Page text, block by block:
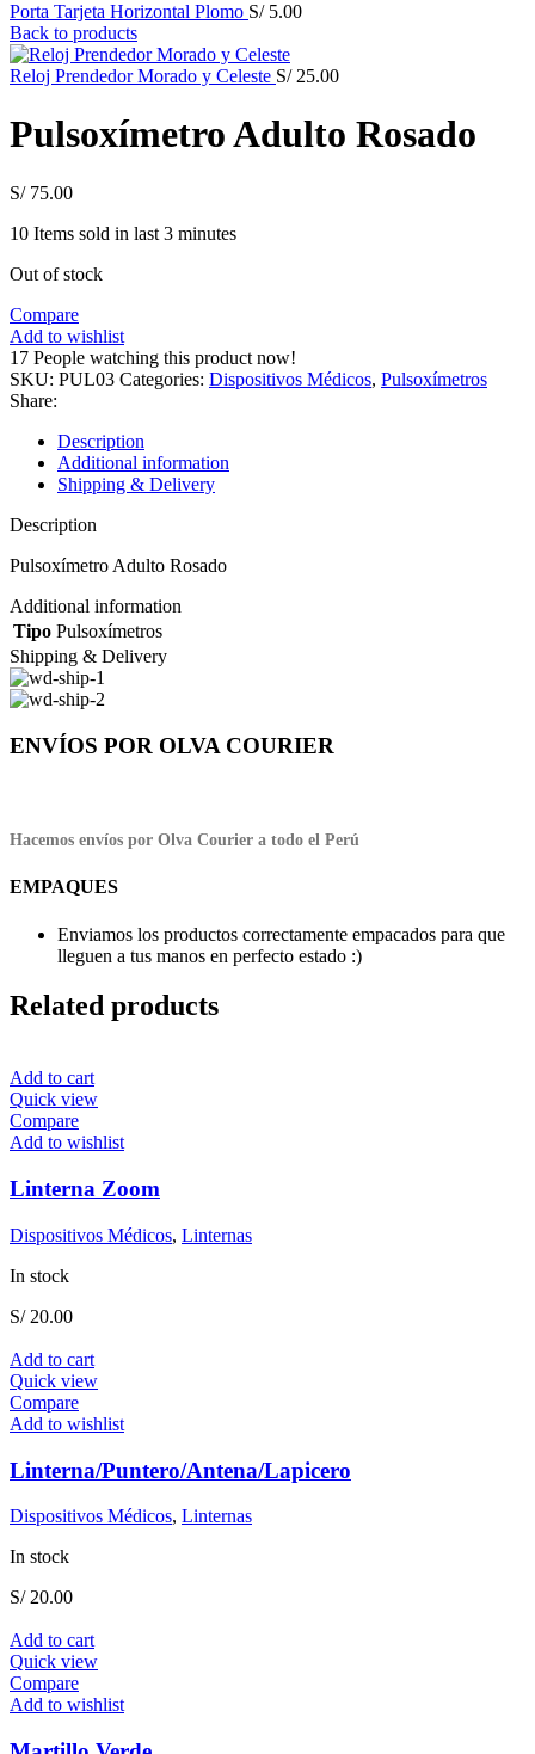
Porta Tarjeta Horizontal Plomo S/5.00
Back to products
Reloj Prendedor Morado y Celeste S/25.00
Pulsoxímetro Adulto Rosado
S/75.00
10 Items sold in last 3 minutes
Out of stock
Compare
Add to wishlist
17 People watching this product now!
SKU: PUL03 Categories: Dispositivos Médicos, Pulsoxímetros
Share:
Description
Additional information
Shipping & Delivery
Description
Pulsoxímetro Adulto Rosado
Additional information
Tipo Pulsoxímetros
Shipping & Delivery
ENVÍOS POR OLVA COURIER
Hacemos envíos por Olva Courier a todo el Perú
EMPAQUES
Enviamos los productos correctamente empacados para que
lleguen a tus manos en perfecto estado :)
Related products
Add to cart
Quick view
Compare
Add to wishlist
Linterna Zoom
Dispositivos Médicos, Linternas
In stock
S/20.00
Add to cart
Quick view
Compare
Add to wishlist
Linterna/Puntero/Antena/Lapicero
Dispositivos Médicos, Linternas
In stock
S/20.00
Add to cart
Quick view
Compare
Add to wishlist